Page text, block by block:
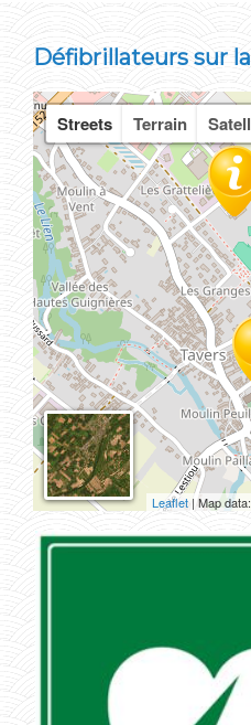
Défibrillateurs sur
Streets Terrain
Leaflet| Map